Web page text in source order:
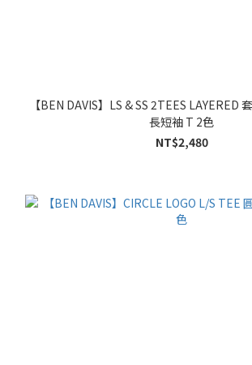
【BEN DAVIS】LS & SS 2TEES LAYERED
長短袖 T 2色
NT$2,480